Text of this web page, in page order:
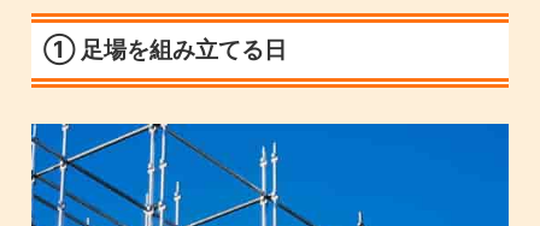
① 足場を組み立てる日